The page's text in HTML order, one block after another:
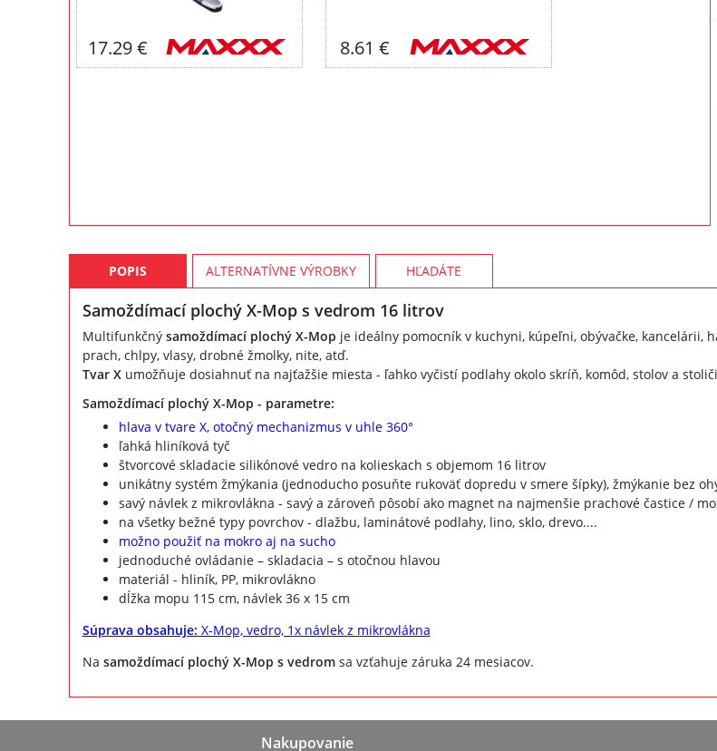
17.29 € 8.61 €
POPIS ALTERNATÍVNE VÝROBKY HĽADÁTE
Samoždímací plochý X-Mop s vedrom 16 litrov
Multifunkčný samoždímací plochý X-Mop je ideálny pomocník v kuchyni, kúpeľni, obývačke, kancelárii,
prach, chlpy, vlasy, drobné žmolky, nite, atď.
Tvar Xumožňuje dosiahnuť na najťažšie miesta - ľahko vyčistí podlahy okolo skríň, komôd, stolov a
Samoždímací plochý X-Mop - parametre:
hlava v tvare X, otočný mechanizmus v uhle 360°
ľahká hliníková tyč
štvorcové skladacie silikónové vedro na kolieskach s objemom 16 litrov
unikátny systém žmýkania (jednoducho posuňte rukoväť dopredu v smere šípky), žmýkanie bez
savý návlek z mikrovlákna - savý a zároveň pôsobí ako magnet na najmenšie prachové častice /
na všetky bežné typy povrchov - dlažbu, laminátové podlahy, lino, sklo, drevo....
možno použiť na mokro aj na sucho
jednoduché ovládanie – skladacia – s otočnou hlavou
materiál - hliník, PP, mikrovlákno
dĺžka mopu 115 cm, návlek 36 x 15 cm
Súprava obsahuje: X-Mop, vedro, 1x návlek z mikrovlákna
Na samoždímací plochý X-Mop s vedrom sa vzťahuje záruka 24 mesiacov.
Nakupovanie